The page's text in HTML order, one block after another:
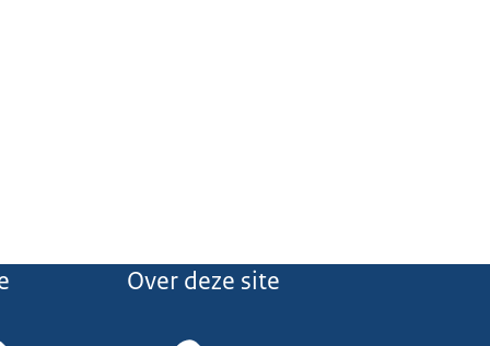
Over deze site